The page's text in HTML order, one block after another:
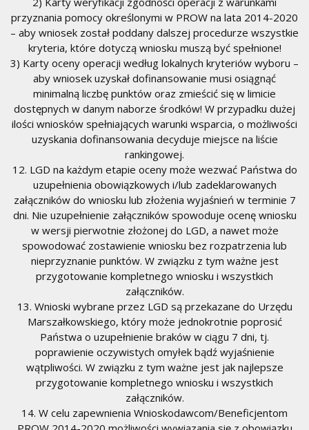
przyznania pomocy określonymi w PROW na lata 2014-2020
– aby wniosek został poddany dalszej procedurze wszystkie
kryteria, które dotyczą wniosku muszą być spełnione!
3) Karty oceny operacji według lokalnych kryteriów wyboru –
aby wniosek uzyskał dofinansowanie musi osiągnąć
minimalną liczbę punktów oraz zmieścić się w limicie
dostępnych w danym naborze środków! W przypadku dużej
ilości wniosków spełniających warunki wsparcia, o możliwości
uzyskania dofinansowania decyduje miejsce na liście
rankingowej.
12. LGD na każdym etapie oceny może wezwać Państwa do
uzupełnienia obowiązkowych i/lub zadeklarowanych
załączników do wniosku lub złożenia wyjaśnień w terminie 7
dni. Nie uzupełnienie załączników spowoduje ocenę wniosku
w wersji pierwotnie złożonej do LGD, a nawet może
spowodować zostawienie wniosku bez rozpatrzenia lub
nieprzyznanie punktów. W związku z tym ważne jest
przygotowanie kompletnego wniosku i wszystkich
załączników.
13. Wnioski wybrane przez LGD są przekazane do Urzędu
Marszałkowskiego, który może jednokrotnie poprosić
Państwa o uzupełnienie braków w ciągu 7 dni, tj.
poprawienie oczywistych omyłek bądź wyjaśnienie
wątpliwości. W związku z tym ważne jest jak najlepsze
przygotowanie kompletnego wniosku i wszystkich
załączników.
14. W celu zapewnienia Wnioskodawcom/Beneficjentom